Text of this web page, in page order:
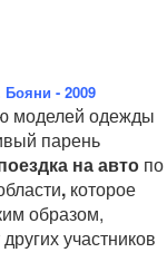
Бояни - 2009
моделей одежды
парень
на авто по
, которое
образом,
участников